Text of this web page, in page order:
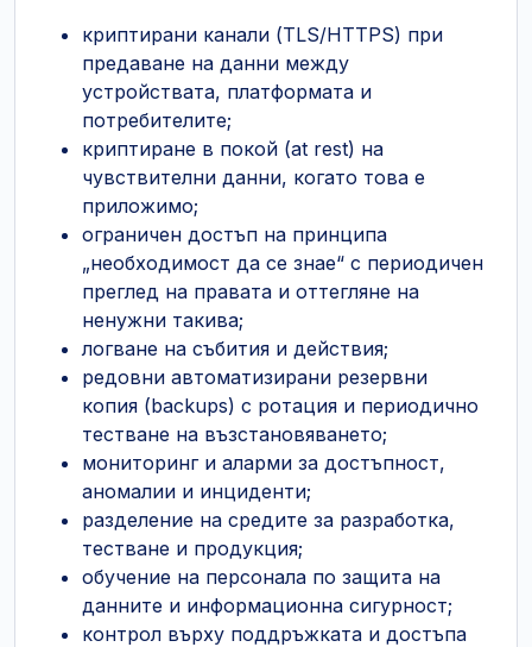
криптирани канали (TLS/HTTPS) при
предаване на данни между
устройствата, платформата и
потребителите;
криптиране в покой (at rest) на
чувствителни данни, когато това е
приложимо;
ограничен достъп на принципа
„необходимост да се знае“ с периодичен
преглед на правата и оттегляне на
ненужни такива;
логване на събития и действия;
редовни автоматизирани резервни
копия (backups) с ротация и периодично
тестване на възстановяването;
мониторинг и аларми за достъпност,
аномалии и инциденти;
разделение на средите за разработка,
тестване и продукция;
обучение на персонала по защита на
данните и информационна сигурност;
контрол върху поддръжката и достъпа